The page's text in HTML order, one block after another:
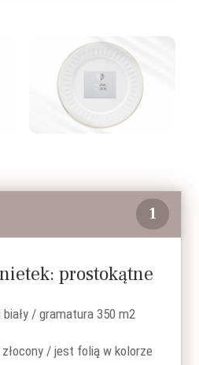
1
prostokątne
biały / gramatura 350 m2
/ jest folią w kolorze